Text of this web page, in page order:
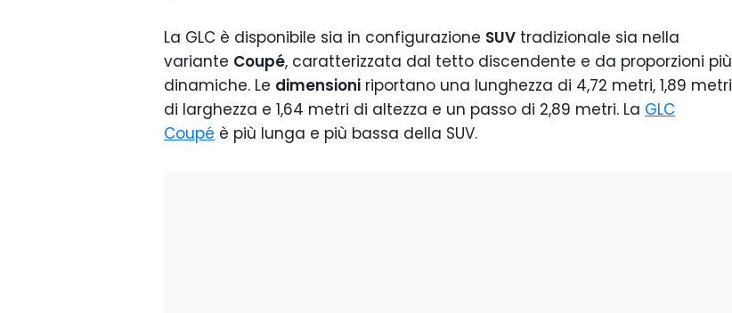
La GLC è disponibile sia in configurazione SUV tradizionale sia nella
variante Coupé, caratterizzata dal tetto discendente e da proporzioni più
dinamiche. Le dimensioni riportano una lunghezza di 4,72 metri, 1,89 metri
di larghezza e 1,64 metri di altezza e un passo di 2,89 metri. La GLC
Coupé è più lunga e più bassa della SUV.